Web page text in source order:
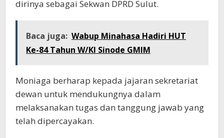
dirinya sebagai Sekwan DPRD Sulut.
Baca juga: Wabup Minahasa Hadiri HUT
Ke-84 Tahun W/KI Sinode GMIM
Moniaga berharap kepada jajaran sekretariat
dewan untuk mendukungnya dalam
melaksanakan tugas dan tanggung jawab yang
telah dipercayakan.